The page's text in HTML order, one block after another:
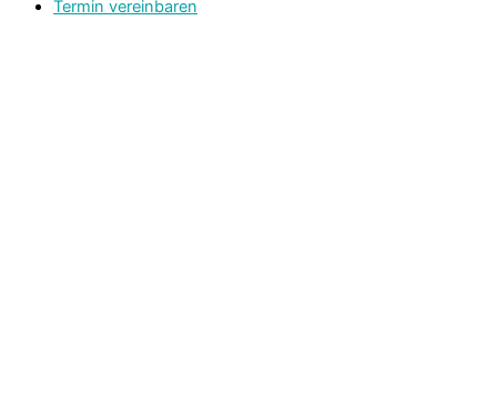
Termin vereinbaren